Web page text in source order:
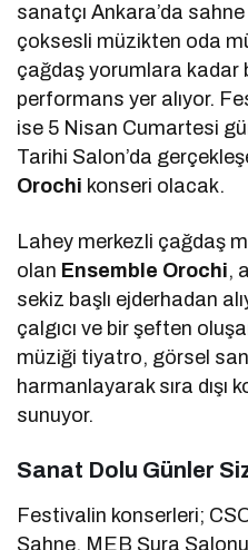
sanatçı Ankara’da
çoksesli müzikten oda
çağdaş yorumlara kadar
performans yer alıyor.
ise 5 Nisan Cumartesi
Tarihi Salon’da
Orochi konseri olacak.
Lahey merkezli çağdaş
olan Ensemble Orochi,
sekiz başlı ejderhadan
çalgıcı ve bir şeften
müziği tiyatro, görsel
harmanlayarak sıra dışı
sunuyor.
Sanat Dolu Günler
Festivalin konserleri;
Sahne, MEB Şura